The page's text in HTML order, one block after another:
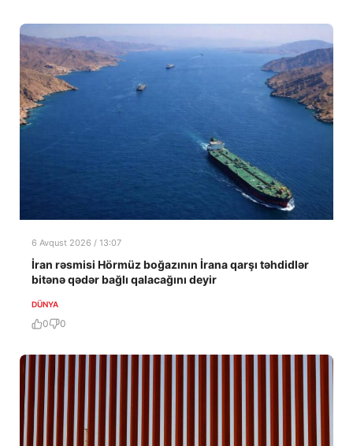
6 Avqust 2026 / 13:07
İran rəsmisi Hörmüz boğazının İrana qarşı təhdidlər
bitənə qədər bağlı qalacağını deyir
DÜNYA
0 0